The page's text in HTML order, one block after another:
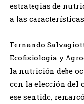
estrategias de
a las
Fernando
Ecofisiología y
la nutrición debe
con la elección del
ese sentido,